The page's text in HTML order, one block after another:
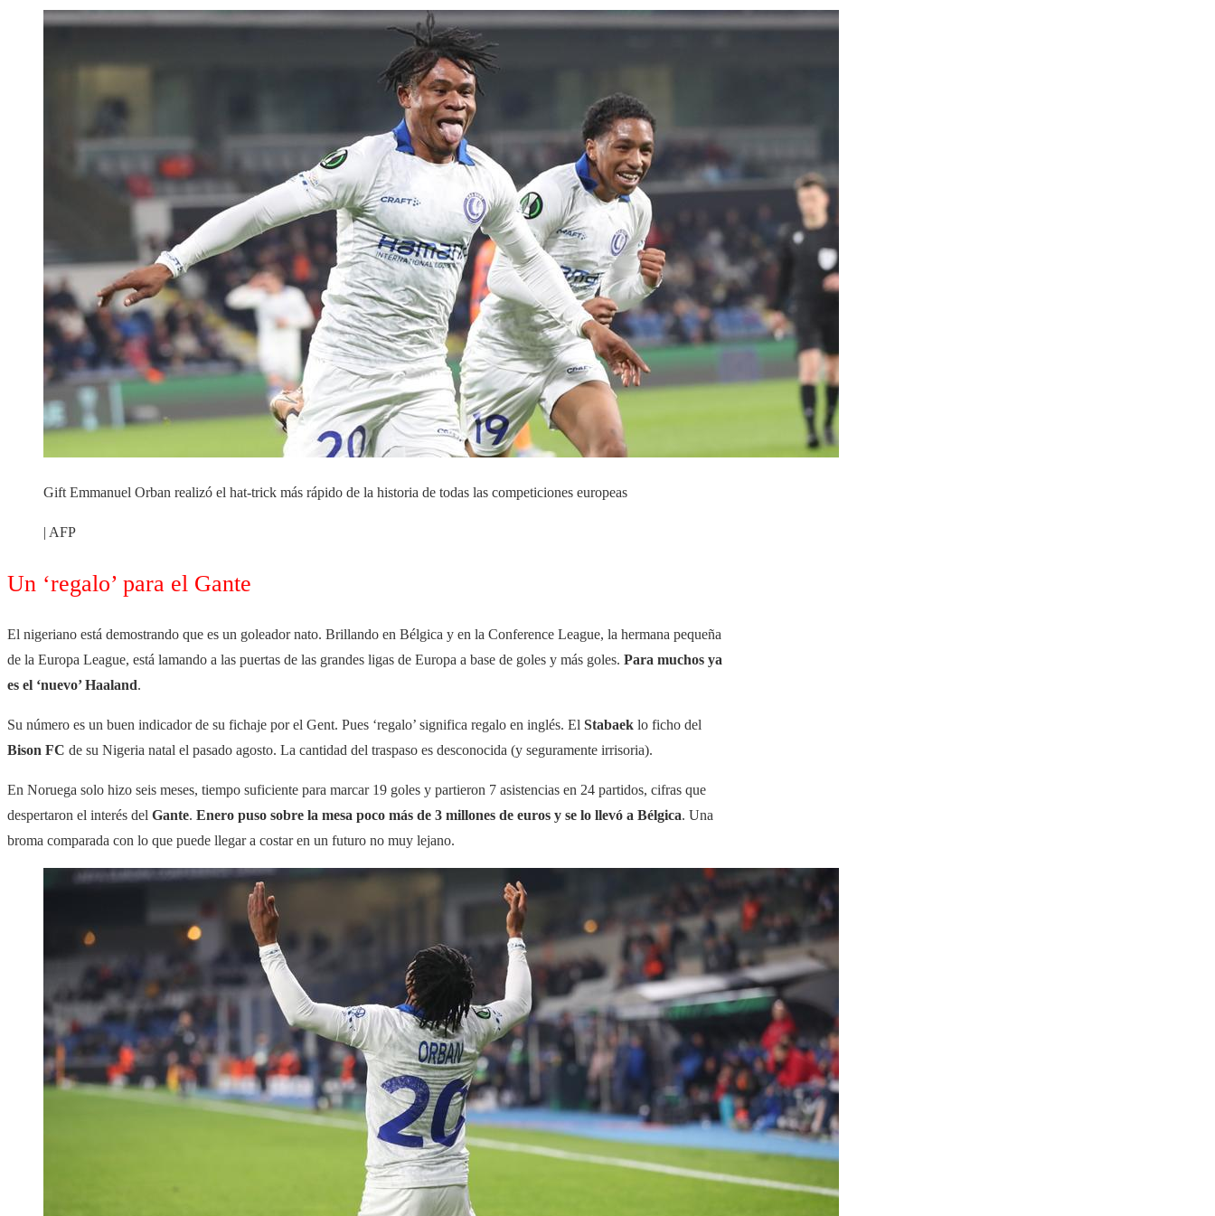
Gift Emmanuel Orban realizó el hat-trick más rápido de la historia de todas las competiciones europeas
| AFP
Un ‘regalo’ para el Gante
El nigeriano está demostrando que es un goleador nato. Brillando en Bélgica y en la Conference League, la hermana pequeña
de la Europa League, está lamando a las puertas de las grandes ligas de Europa a base de goles y más goles. Para muchos ya
es el ‘nuevo’ Haaland.
Su número es un buen indicador de su fichaje por el Gent. Pues ‘regalo’ significa regalo en inglés. El Stabaek lo ficho del
Bison FC de su Nigeria natal el pasado agosto. La cantidad del traspaso es desconocida (y seguramente irrisoria).
En Noruega solo hizo seis meses, tiempo suficiente para marcar 19 goles y partieron 7 asistencias en 24 partidos, cifras que
despertaron el interés del Gante. Enero puso sobre la mesa poco más de 3 millones de euros y se lo llevó a Bélgica. Una
broma comparada con lo que puede llegar a costar en un futuro no muy lejano.